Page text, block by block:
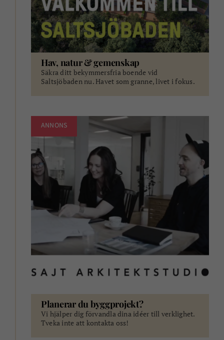
Hav, natur & gemenskap
Säkra ditt bekymmersfria boende vid
Saltsjöbaden nu. Havet som granne, livet i fokus.
ANNONS
Planerar du byggprojekt?
Vi hjälper dig förvandla dina idéer till verklighet.
Tveka inte att kontakta oss!